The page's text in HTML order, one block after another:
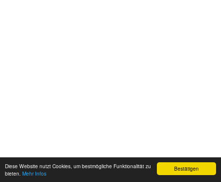
Bestätigen
Diese Website nutzt Cookies, um bestmögliche Funktionalität zu
bieten. Mehr Infos